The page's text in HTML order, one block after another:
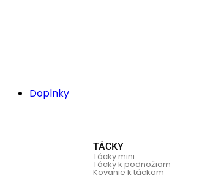
Doplnky
TÁCKY
Tácky mini
Tácky k podnožiam
Kovanie k táckam